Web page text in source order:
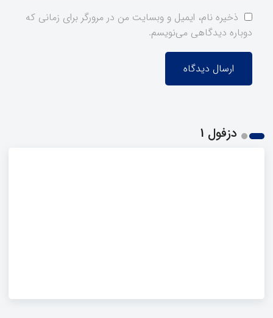
ذخیره نام، ایمیل و وبسایت من در مرورگر برای زمانی که
دوباره دیدگاهی می‌نویسم.
دزفول 1